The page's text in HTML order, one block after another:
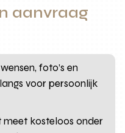
aanvraag
foto’s en
voor persoonlijk
meet kosteloos onder